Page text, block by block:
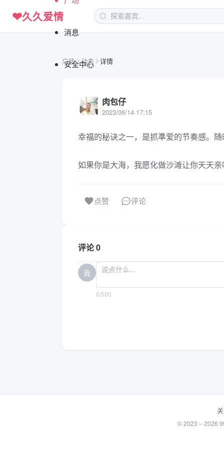
❤久久爱情
消息
安全中心
广场 动态 详情
肉包仔
2023/06/14 17:15
幸福的秘诀之一，是抓準爱的节奏感。
如果你是大海，我愿化做沙滩让你天天
点赞 评论
评论 0
我
0/500
© 2023 – 2026